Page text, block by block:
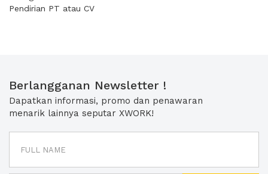
Pendirian PT atau CV
Berlangganan Newsletter !
Dapatkan informasi, promo dan penawaran
menarik lainnya seputar XWORK!